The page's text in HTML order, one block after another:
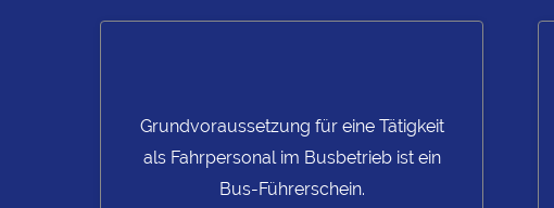
Grundvoraussetzung für eine Tätigkeit
als Fahrpersonal im Busbetrieb ist ein
Bus-Führerschein.